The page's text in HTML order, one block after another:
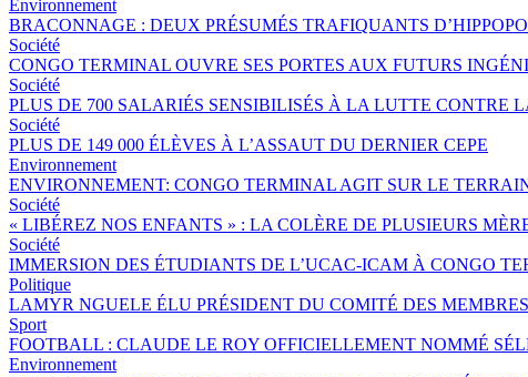
Environnement
BRACONNAGE : DEUX PRÉSUMÉS TRAFIQUANTS
Société
CONGO TERMINAL OUVRE SES PORTES AUX FUTURS
Société
PLUS DE 700 SALARIÉS SENSIBILISÉS À LA LUTTE CONTRE
Société
PLUS DE 149 000 ÉLÈVES À L’ASSAUT DU DERNIER CEPE
Environnement
ENVIRONNEMENT: CONGO TERMINAL AGIT SUR LE
Société
« LIBÉREZ NOS ENFANTS » : LA COLÈRE DE PLUSIEURS
Société
IMMERSION DES ÉTUDIANTS DE L’UCAC-ICAM À CONGO
Politique
LAMYR NGUELE ÉLU PRÉSIDENT DU COMITÉ DES
Sport
FOOTBALL : CLAUDE LE ROY OFFICIELLEMENT NOMMÉ
Environnement